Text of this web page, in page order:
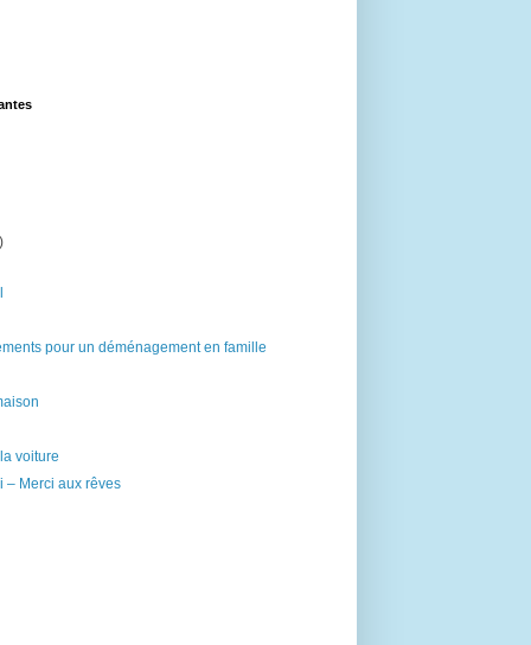
pour un déménagement en famille
voiture
– Merci aux rêves